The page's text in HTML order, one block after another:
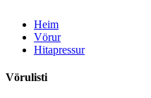
Heim
Vörur
Hitapressur
Vörulisti